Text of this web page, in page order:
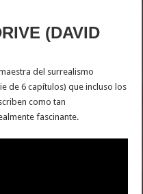
(DAVID
del surrealismo
de 6 capítulos) que incluso los
como tan
fascinante.